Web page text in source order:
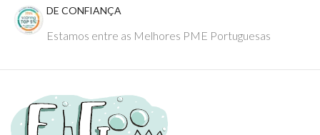
DE CONFIANÇA
Estamos entre as Melhores PME Portuguesas